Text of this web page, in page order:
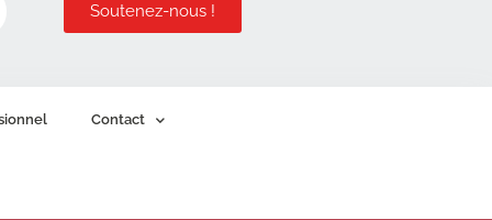
Soutenez-nous !
Contact